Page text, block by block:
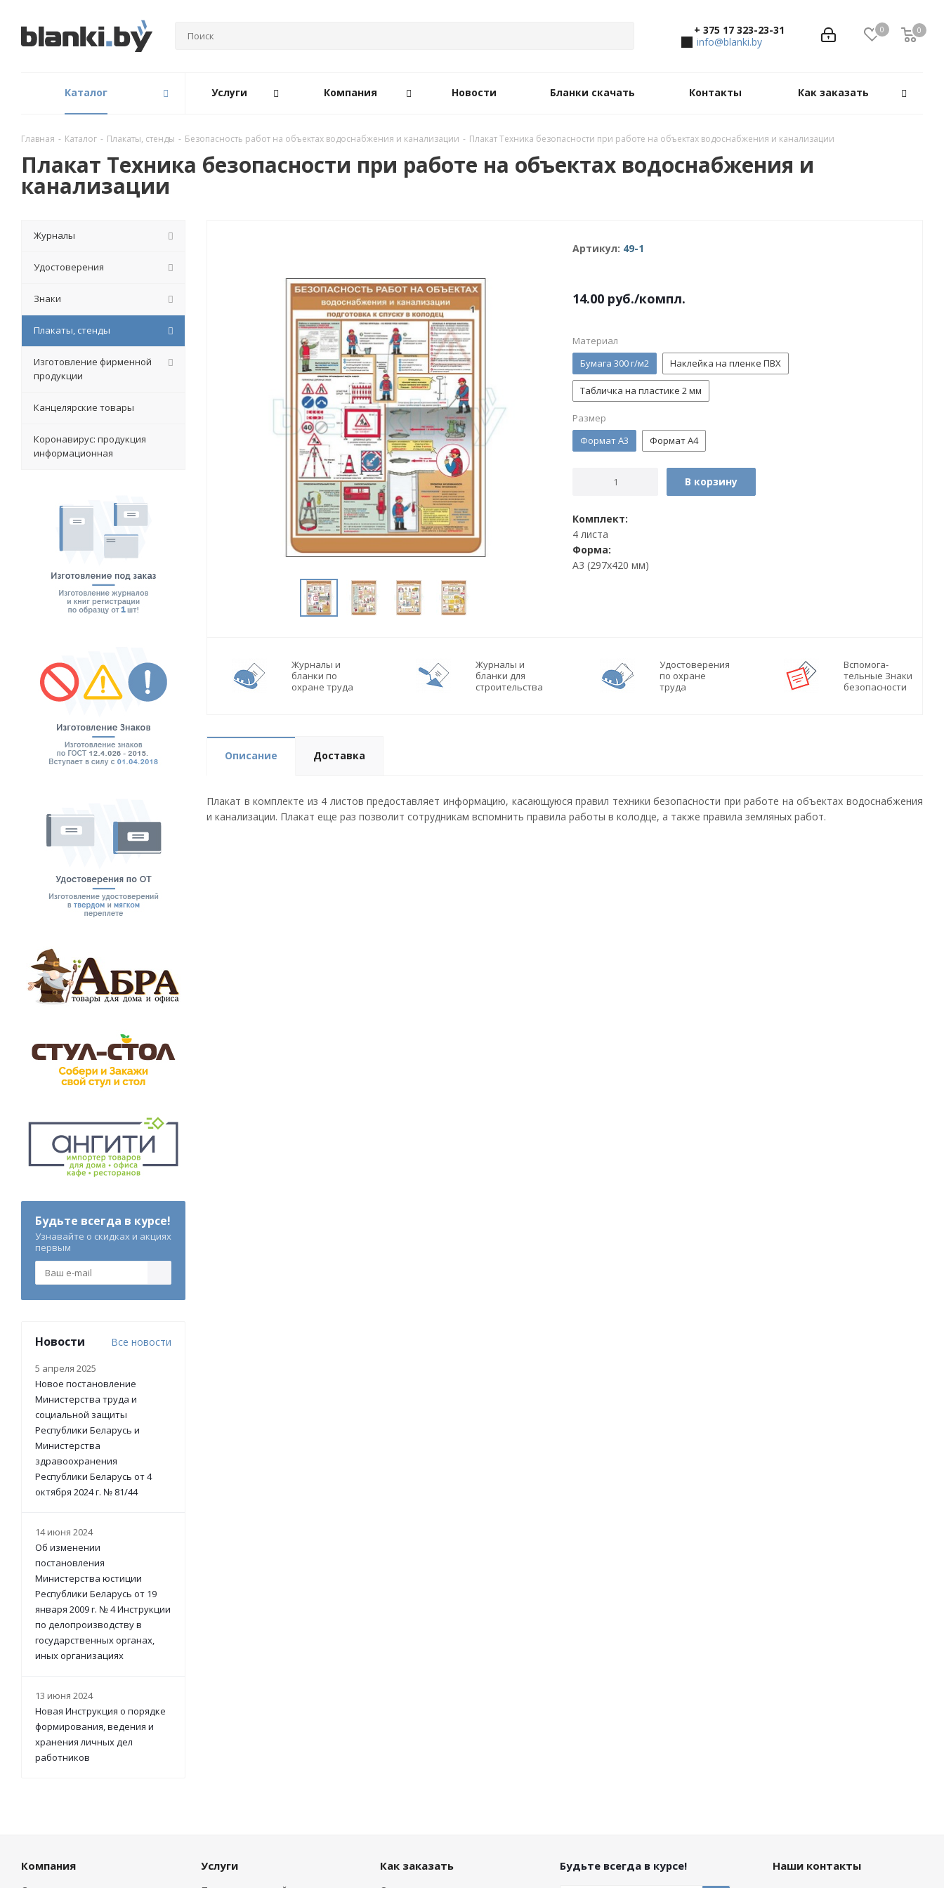
0 0
0
+ 375 17 323-23-31
info@blanki.by
Каталог Услуги Компания Новости Бланки скачать Контакты Как заказать
Главная - Каталог - Плакаты, стенды - Безопасность работ на объектах водоснабжения и канализации - Плакат Техника безопасности при работе на объектах водоснабжения и канализации
Плакат Техника безопасности при работе на объектах водоснабжения и
канализации
Артикул: 49-1
14.00 руб./компл.
Материал
Бумага 300 г/м2
Наклейка на пленке ПВХ
Табличка на пластике 2 мм
Размер
Формат А3
Формат А4
В корзину
Комплект:
4 листа
Форма:
А3 (297х420 мм)
Журналы и
бланки по
охране труда
Журналы и
бланки для
строительства
Удостоверения
по охране
труда
Вспомога-
тельные Знаки
безопасности
Описание Доставка
Плакат в комплекте из 4 листов предоставляет информацию, касающуюся правил техники безопасности при работе на объектах водоснабжения
и канализации. Плакат еще раз позволит сотрудникам вспомнить правила работы в колодце, а также правила земляных работ.
Журналы
Удостоверения
Знаки
Плакаты, стенды
Изготовление фирменной
продукции
Канцелярские товары
Коронавирус: продукция
информационная
Будьте всегда в курсе!
Узнавайте о скидках и акциях
первым
Новости Все новости
5 апреля 2025
Новое постановление
Министерства труда и
социальной защиты
Республики Беларусь и
Министерства
здравоохранения
Республики Беларусь от 4
октября 2024 г. № 81/44
14 июня 2024
Об изменении
постановления
Министерства юстиции
Республики Беларусь от 19
января 2009 г. № 4 Инструкции
по делопроизводству в
государственных органах,
иных организациях
13 июня 2024
Новая Инструкция о порядке
формирования, ведения и
хранения личных дел
работников
Компания Услуги Как заказать Будьте всегда в курсе! Наши контакты